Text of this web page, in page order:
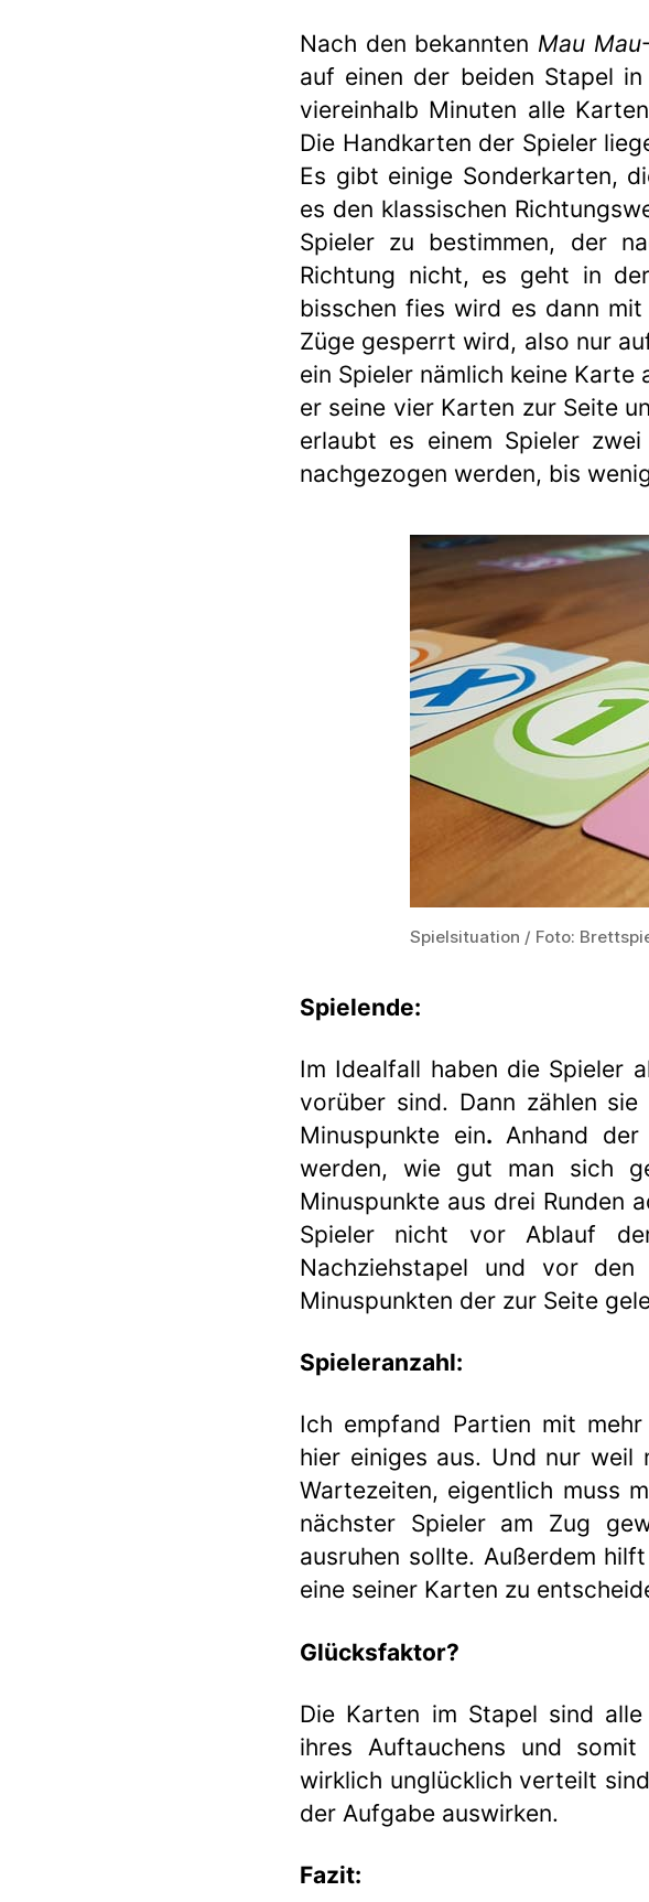
Nach den bekannten Mau Mau
auf einen der beiden Stapel
viereinhalb Minuten alle
Die Handkarten der Spieler
Es gibt einige Sonderkarten,
es den klassischen
Spieler zu bestimmen, der
Richtung nicht, es geht in
bisschen fies wird es dann
Züge gesperrt wird, also nur
ein Spieler nämlich keine
er seine vier Karten zur Seite
erlaubt es einem Spieler
nachgezogen werden, bis
Spielsituation / Foto:
Spielende:
Im Idealfall haben die Spieler
vorüber sind. Dann zählen
Minuspunkte ein. Anhand
werden, wie gut man sich
Minuspunkte aus drei Runden
Spieler nicht vor Ablauf
Nachziehstapel und vor
Minuspunkten der zur Seite
Spieleranzahl:
Ich empfand Partien mit
hier einiges aus. Und nur weil
Wartezeiten, eigentlich muss
nächster Spieler am Zug
ausruhen sollte. Außerdem
eine seiner Karten zu
Glücksfaktor?
Die Karten im Stapel sind
ihres Auftauchens und
wirklich unglücklich verteilt
der Aufgabe auswirken.
Fazit: